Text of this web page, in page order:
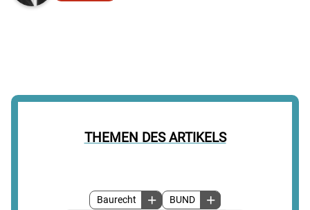
THEMEN DES ARTIKELS
Baurecht
BUND